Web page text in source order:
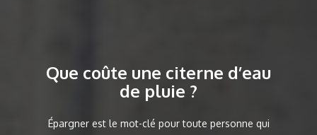
Que coûte une citerne d’eau
de pluie ?​
Épargner est le mot-clé pour toute personne qui